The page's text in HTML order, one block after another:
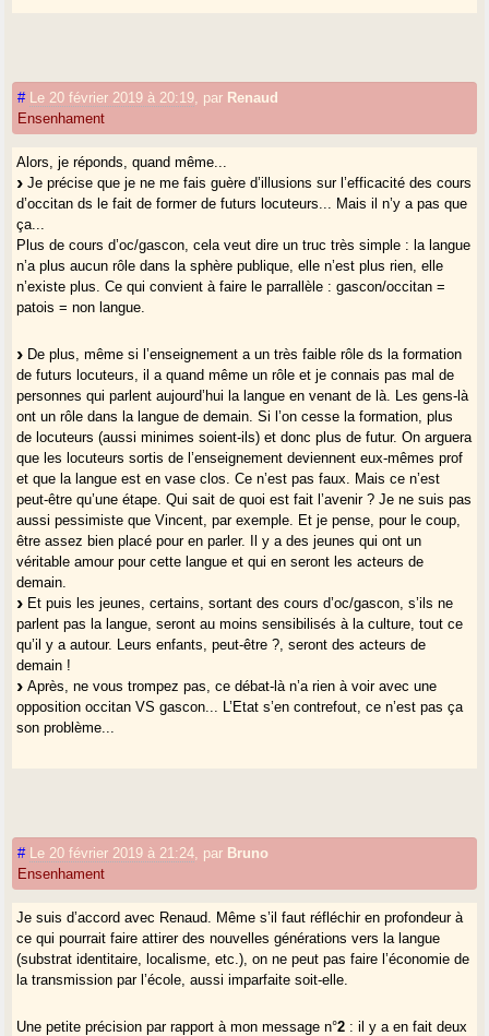
# Le 20 février 2019 à 20:19 par Renaud
Ensenhament
Alors, je réponds, quand même...
Je précise que je ne me fais guère d’illusions sur l’efficacité des cours
d’occitan ds le fait de former de futurs locuteurs... Mais il n’y a pas que
ça...
Plus de cours d’oc/gascon, cela veut dire un truc très simple : la langue
n’a plus aucun rôle dans la sphère publique, elle n’est plus rien, elle
n’existe plus. Ce qui convient à faire le parrallèle : gascon/occitan =
patois = non langue.
De plus, même si l’enseignement a un très faible rôle ds la formation
de futurs locuteurs, il a quand même un rôle et je connais pas mal de
personnes qui parlent aujourd’hui la langue en venant de là. Les gens-là
ont un rôle dans la langue de demain. Si l’on cesse la formation, plus
de locuteurs (aussi minimes soient-ils) et donc plus de futur. On arguera
que les locuteurs sortis de l’enseignement deviennent eux-mêmes prof
et que la langue est en vase clos. Ce n’est pas faux. Mais ce n’est
peut-être qu’une étape. Qui sait de quoi est fait l’avenir ? Je ne suis pas
aussi pessimiste que Vincent, par exemple. Et je pense, pour le coup,
être assez bien placé pour en parler. Il y a des jeunes qui ont un
véritable amour pour cette langue et qui en seront les acteurs de
demain.
Et puis les jeunes, certains, sortant des cours d’oc/gascon, s’ils ne
parlent pas la langue, seront au moins sensibilisés à la culture, tout ce
qu’il y a autour. Leurs enfants, peut-être ?, seront des acteurs de
demain !
Après, ne vous trompez pas, ce débat-là n’a rien à voir avec une
opposition occitan VS gascon... L’Etat s’en contrefout, ce n’est pas ça
son problème...
# Le 20 février 2019 à 21:24 par Bruno
Ensenhament
Je suis d’accord avec Renaud. Même s’il faut réfléchir en profondeur à
ce qui pourrait faire attirer des nouvelles générations vers la langue
(substrat identitaire, localisme, etc.), on ne peut pas faire l’économie de
la transmission par l’école, aussi imparfaite soit-elle.
Une petite précision par rapport à mon message n°2 : il y a en fait deux